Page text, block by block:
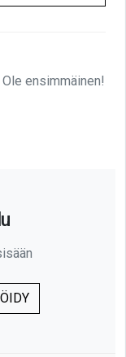
ensimmäinen!